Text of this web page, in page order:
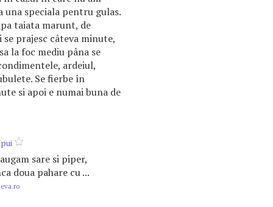
una speciala pentru gulas.
taiata marunt, de
se prajesc câteva minute,
la foc mediu pâna se
ardeiul,
Se fierbe în
si apoi e numai buna de
sare si piper,
doua pahare cu ...